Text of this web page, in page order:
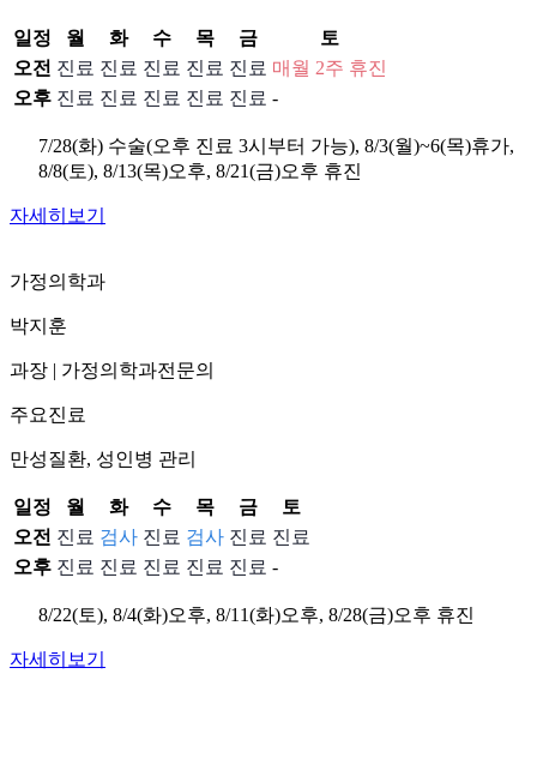
일정 월 화 수 목 금
토
오전 진료 진료 진료 진료 진료 매월 2주 휴진
오후 진료 진료 진료 진료 진료 -
7/28(화) 수술(오후 진료 3시부터 가능), 8/3(월)~6(목)휴가,
8/8(토), 8/13(목)오후, 8/21(금)오후 휴진
자세히보기
가정의학과
박지훈
과장 | 가정의학과전문의
주요진료
만성질환, 성인병 관리
일정 월 화 수 목 금
토
오전 진료 검사 진료 검사 진료 진료
오후 진료 진료 진료 진료 진료 -
8/22(토), 8/4(화)오후, 8/11(화)오후, 8/28(금)오후 휴진
자세히보기